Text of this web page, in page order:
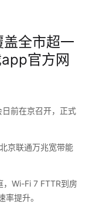
全市超一
官方网
前在京召开，正式
京联通万兆宽带能
Wi-Fi 7 FTTR到房
提升。